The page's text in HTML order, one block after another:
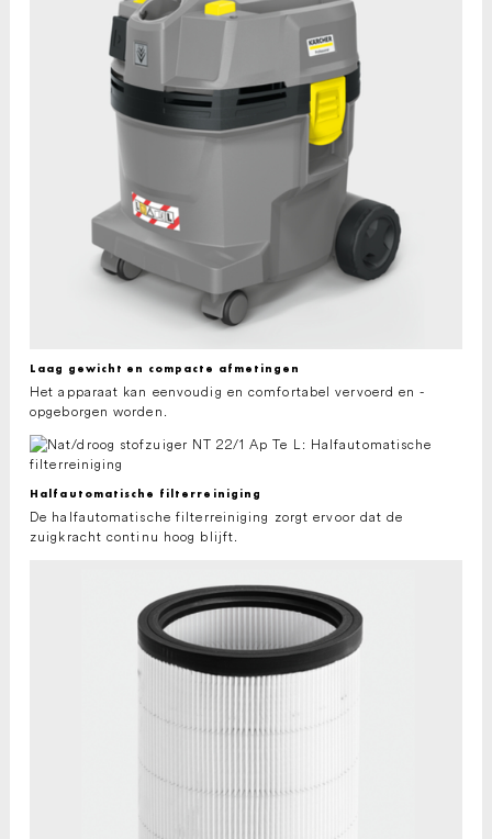
Laag gewicht en compacte afmetingen
Het apparaat kan eenvoudig en comfortabel vervoerd en ­
opgeborgen worden.
Halfautomatische filterreiniging
De halfautomatische filterreiniging zorgt ervoor dat de
zuigkracht continu hoog blijft.